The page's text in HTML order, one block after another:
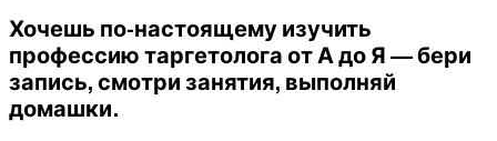
Хочешь по-настоящему изучить
профессию таргетолога от А до Я — бери
запись, смотри занятия, выполняй
домашки.